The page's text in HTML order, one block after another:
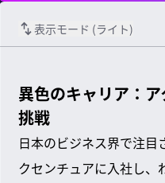
表示モード (ライト)
異色のキャリア：
挑戦
日本のビジネス界で注
クセンチュアに入社し、